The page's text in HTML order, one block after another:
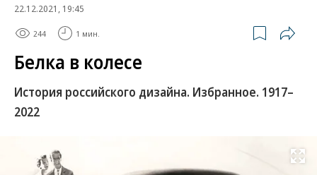
22.12.2021, 19:45
244 1 мин.
Белка в колесе
История российского дизайна. Избранное. 1917–
2022
Развернуть